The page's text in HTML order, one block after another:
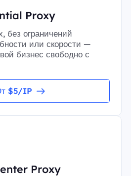
Proxy
без ограничений
или скорости —
бизнес свободно с
$5/IP
Proxy